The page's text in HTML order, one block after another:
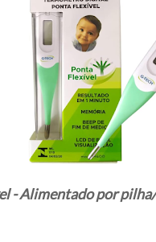
- Alimentado por